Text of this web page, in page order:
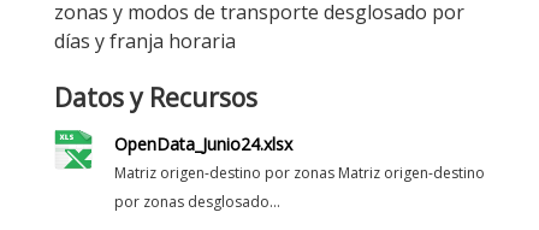
zonas y modos de transporte desglosado por
días y franja horaria
Datos y Recursos
OpenData_Junio24.xlsx
Matriz origen-destino por zonas Matriz origen-destino
por zonas desglosado...